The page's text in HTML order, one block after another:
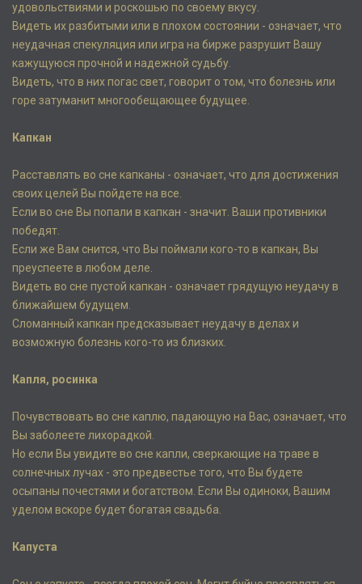
удовольствиями и роскошью по своему вкусу.
Видеть их разбитыми или в плохом состоянии - означает, что
неудачная спекуляция или игра на бирже разрушит Вашу
кажущуюся прочной и надежной судьбу.
Видеть, что в них погас свет, говорит о том, что болезнь или
горе затуманит многообещающее будущее.
Капкан
Расставлять во сне капканы - означает, что для достижения
своих целей Вы пойдете на все.
Если во сне Вы попали в капкан - значит. Ваши противники
победят.
Если же Вам снится, что Вы поймали кого-то в капкан, Вы
преуспеете в любом деле.
Видеть во сне пустой капкан - означает грядущую неудачу в
ближайшем будущем.
Сломанный капкан предсказывает неудачу в делах и
возможную болезнь кого-то из близких.
Капля, росинка
Почувствовать во сне каплю, падающую на Вас, означает, что
Вы заболеете лихорадкой.
Но если Вы увидите во сне капли, сверкающие на траве в
солнечных лучах - это предвестье того, что Вы будете
осыпаны почестями и богатством. Если Вы одиноки, Вашим
уделом вскоре будет богатая свадьба.
Капуста